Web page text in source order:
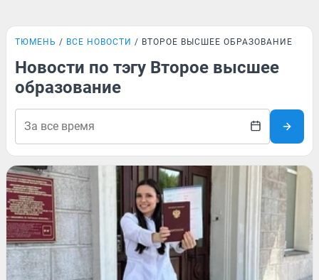
ТЮМЕНЬ ВСЕ НОВОСТИ ВТОРОЕ ВЫСШЕЕ ОБРАЗОВАНИЕ
Новости по тэгу Второе высшее
образование